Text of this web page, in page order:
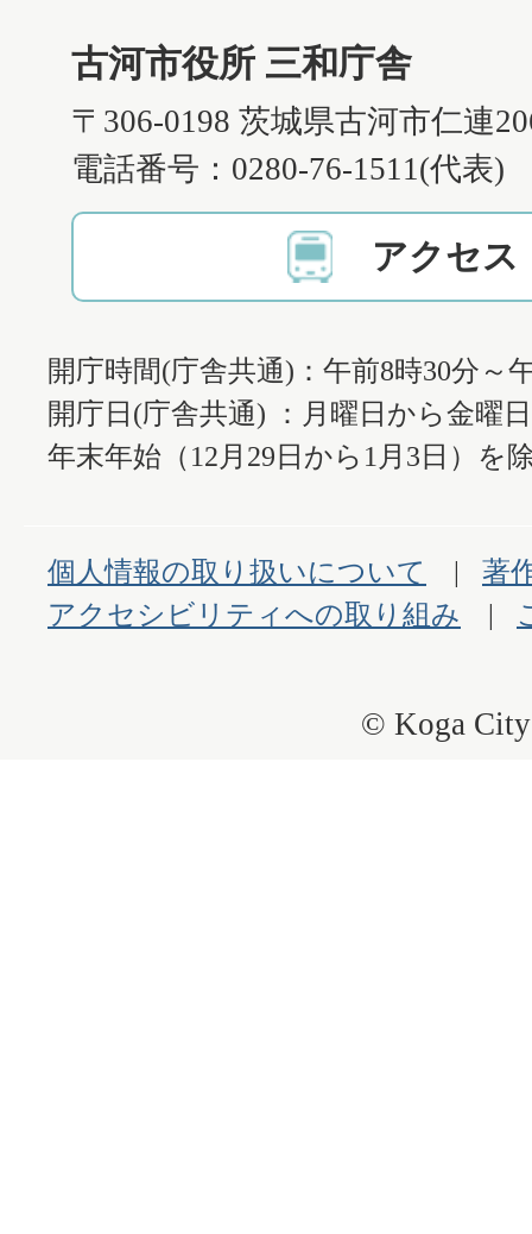
古河市役所 三和庁舎
〒306-0198 茨城県古河市仁連
電話番号：0280-76-1511(代表)
アクセス
開庁時間(庁舎共通)：午前8時30分～
開庁日(庁舎共通) ：月曜日から金曜
年末年始（12月29日から1月3日）を
個人情報の取り扱いについて
著
アクセシビリティへの取り組み
© Koga City